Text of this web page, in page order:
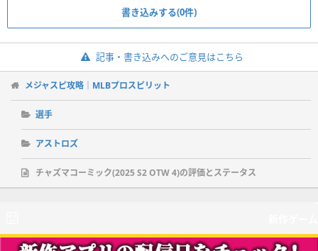
書き込みする(0件)
記事・書き込みへのご意見はこちら
メジャスピ攻略｜MLBプロスピリット
選手
アストロズ
チャズマコーミック(2025 S2 OTW 4)の評価とステータス